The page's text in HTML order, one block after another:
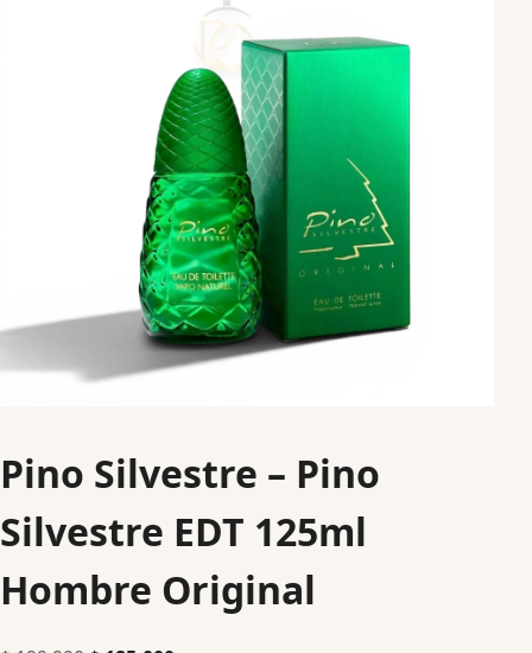
Pino Silvestre – Pino
Silvestre EDT 125ml
Hombre Original